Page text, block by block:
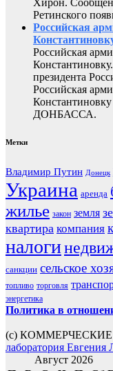
Хирон.
Ретинского
Российская
Российская
президента
Российская
ДОНБАССА.
Метки
Владимир Путин Донецк
Украина аренда
жилье закон земля
квартира компания
налоги
санкции сельское
топливо торговля
энергетика
Политика в
(с) КОММЕРЧЕСКИЕ
лаборатория Евгения
Август 2026